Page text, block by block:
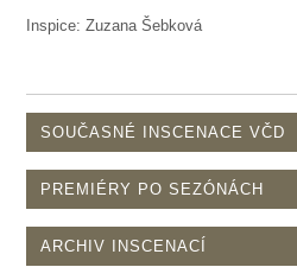
Inspice: Zuzana Šebková
SOUČASNÉ INSCENACE VČD
PREMIÉRY PO SEZÓNÁCH
ARCHIV INSCENACÍ